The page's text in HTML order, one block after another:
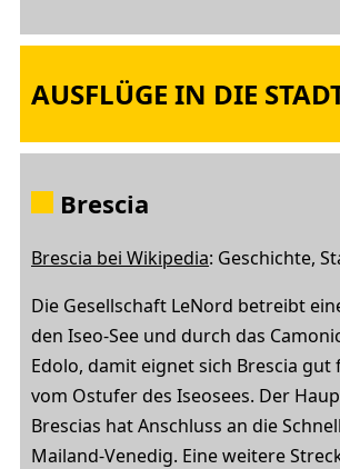
AUSFLÜGE IN DIE
Brescia
Brescia bei Wikipedia: Geschichte,
Die Gesellschaft LeNord betreibt
den Iseo-See und durch das
Edolo, damit eignet sich Brescia
vom Ostufer des Iseosees. Der
Brescias hat Anschluss an die
Mailand-Venedig. Eine weitere